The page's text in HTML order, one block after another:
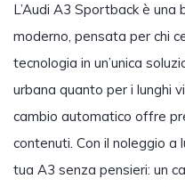
L’Audi A3 Sportback è
moderno, pensata per chi
tecnologia in un’unica
urbana quanto per i lunghi
cambio automatico offre
contenuti. Con il noleggio
tua A3 senza pensieri: un